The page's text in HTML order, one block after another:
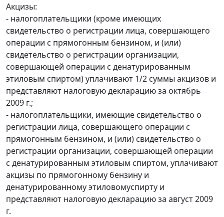
Акцизы:
- налогоплательщики (кроме имеющих
свидетельство о регистрации лица, совершающего
операции с прямогонным бензином, и (или)
свидетельство о регистрации организации,
совершающей операции с денатурированным
этиловым спиртом) уплачивают 1/2 суммы акцизов и
представляют налоговую декларацию за октябрь
2009 г.;
- налогоплательщики, имеющие свидетельство о
регистрации лица, совершающего операции с
прямогонным бензином, и (или) свидетельство о
регистрации организации, совершающей операции
с денатурированным этиловым спиртом, уплачивают
акцизы по прямогонному бензину и
денатурированному этиловомуспирту и
представляют налоговую декларацию за август 2009
г.